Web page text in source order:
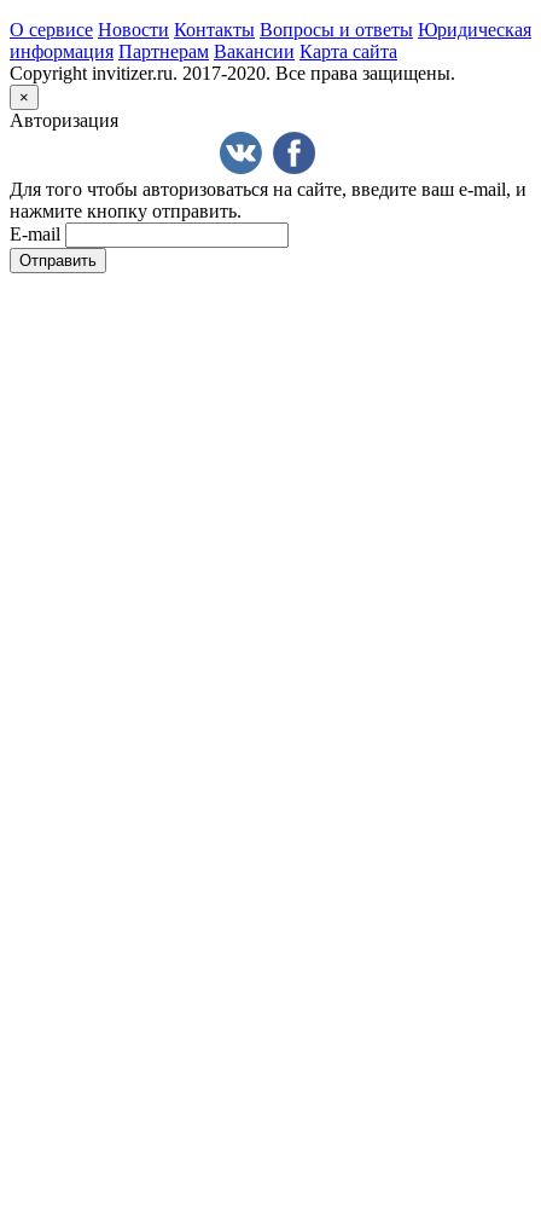
О сервисе Новости Контакты Вопросы и ответы Юридическая
информация Партнерам Вакансии Карта сайта
Copyright invitizer.ru. 2017-2020. Все права защищены.
×
Авторизация
Для того чтобы авторизоваться на сайте, введите ваш e-mail, и
нажмите кнопку отправить.
E-mail
Отправить